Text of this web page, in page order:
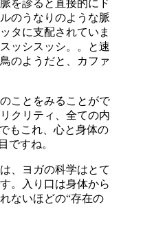
を診ると直接的にド
のうなりのような脈
タに支配されていま
ッシスッシ。。と速
のようだと、カファ
ことをみることがで
クリティ、全ての内
もこれ、心と身体の
ですね。
、ヨガの科学はとて
。入り口は身体から
ないほどの“存在の